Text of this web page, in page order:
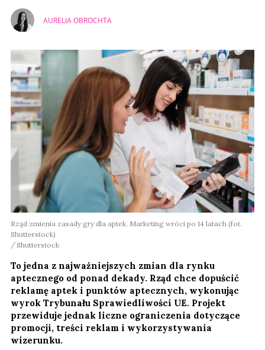
AURELIA OBROCHTA
Rząd zmienia zasady gry dla aptek. Marketing wróci po 14 latach (fot.
Shutterstock)
Shutterstock
To jedna z najważniejszych zmian dla rynku
aptecznego od ponad dekady. Rząd chce dopuścić
reklamę aptek i punktów aptecznych, wykonując
wyrok Trybunału Sprawiedliwości UE. Projekt
przewiduje jednak liczne ograniczenia dotyczące
promocji, treści reklam i wykorzystywania
wizerunku.